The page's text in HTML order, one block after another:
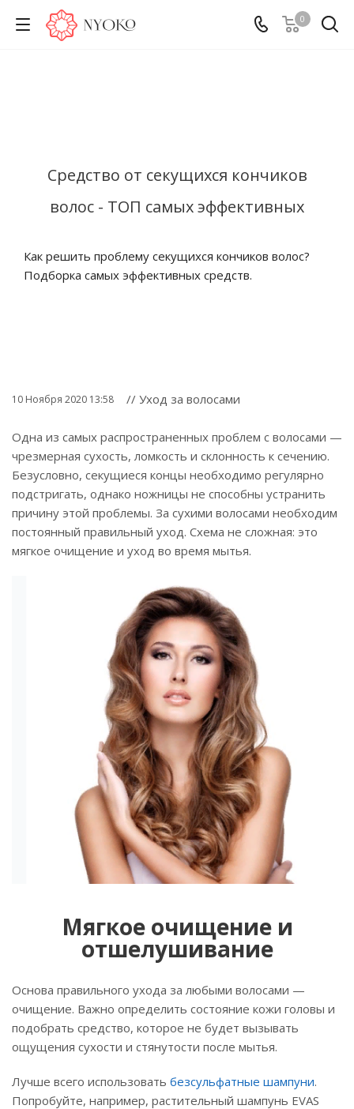
0
Средство от секущихся кончиков
волос - ТОП самых эффективных
Как решить проблему секущихся кончиков волос?
Подборка самых эффективных средств.
10 Ноября 2020 13:58 // Уход за волосами
Одна из самых распространенных проблем с волосами —
чрезмерная сухость, ломкость и склонность к сечению.
Безусловно, секущиеся концы необходимо регулярно
подстригать, однако ножницы не способны устранить
причину этой проблемы. За сухими волосами необходим
постоянный правильный уход. Схема не сложная: это
мягкое очищение и уход во время мытья.
Мягкое очищение и
отшелушивание
Основа правильного ухода за любыми волосами —
очищение. Важно определить состояние кожи головы и
подобрать средство, которое не будет вызывать
ощущения сухости и стянутости после мытья.
Лучше всего использовать безсульфатные шампуни.
Попробуйте, например, растительный шампунь EVAS